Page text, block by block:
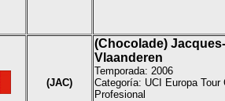
(JAC)
(Chocolade)
Vlaanderen
Temporada: 2006
Categoría: UCI Europa Tour
Profesional